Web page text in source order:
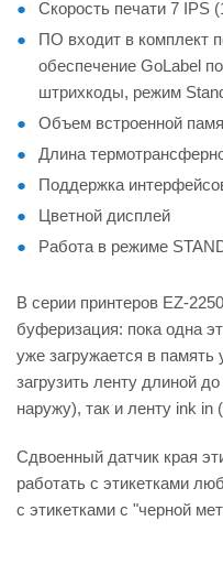
Скорость печати 7 IPS
ПО входит в комплект
обеспечение GoLabel
штрихкоды, режим
Объем встроенной
Длина
Поддержка
Цветной дисплей
Работа в режиме
В серии принтеров EZ-
буферизация: пока одна
уже загружается в память
загрузить ленту длиной
наружу), так и ленту ink in
Сдвоенный датчик края
работать с этикетками
с этикетками с "черной